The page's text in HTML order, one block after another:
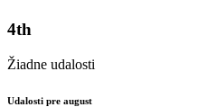
4th
Žiadne udalosti
Udalosti pre august